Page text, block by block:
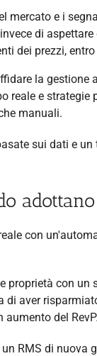
mercato e i
di
dei prezzi,
la
reale e
manuali.
sui dati e
con
proprietà con
aver
del
RMS di